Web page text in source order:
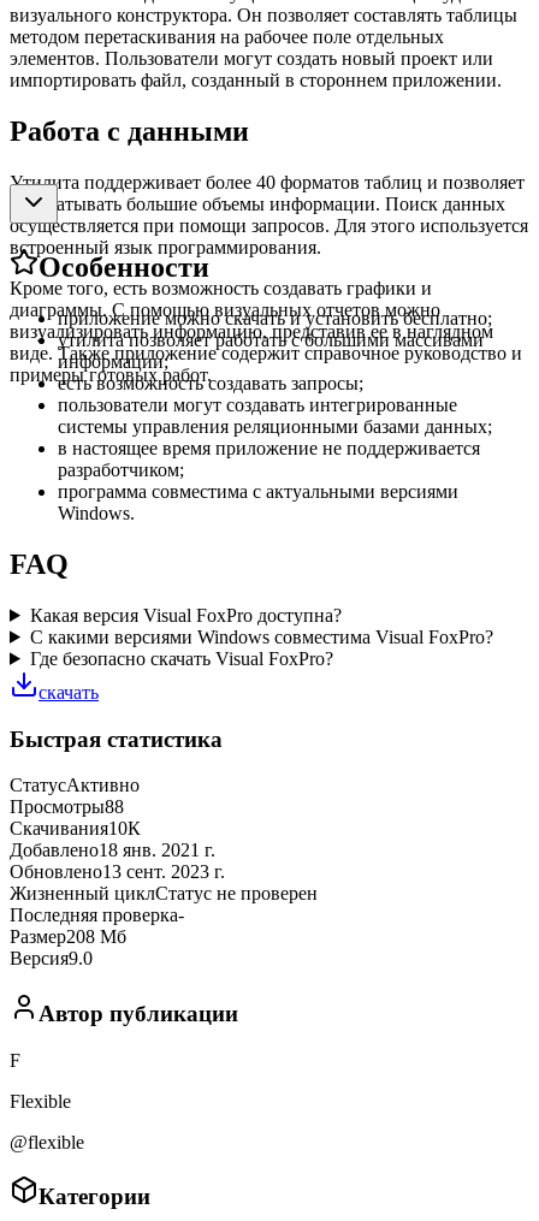
визуального конструктора. Он позволяет составлять таблицы
методом перетаскивания на рабочее поле отдельных
элементов. Пользователи могут создать новый проект или
импортировать файл, созданный в стороннем приложении.
Работа с данными
Утилита поддерживает более 40 форматов таблиц и позволяет
обрабатывать большие объемы информации. Поиск данных
осуществляется при помощи запросов. Для этого используется
встроенный язык программирования.
Кроме того, есть возможность создавать графики и
диаграммы. С помощью визуальных отчетов можно
визуализировать информацию, представив ее в наглядном
виде. Также приложение содержит справочное руководство и
примеры готовых работ.
Особенности
приложение можно скачать и установить бесплатно;
утилита позволяет работать с большими массивами
информации;
есть возможность создавать запросы;
пользователи могут создавать интегрированные
системы управления реляционными базами данных;
в настоящее время приложение не поддерживается
разработчиком;
программа совместима с актуальными версиями
Windows.
FAQ
Какая версия Visual FoxPro доступна?
С какими версиями Windows совместима Visual FoxPro?
Где безопасно скачать Visual FoxPro?
скачать
Быстрая статистика
СтатусАктивно
Просмотры88
Скачивания10К
Добавлено18 янв. 2021 г.
Обновлено13 сент. 2023 г.
Жизненный циклСтатус не проверен
Последняя проверка-
Размер208 Мб
Версия9.0
Автор публикации
F
Flexible
@flexible
Категории